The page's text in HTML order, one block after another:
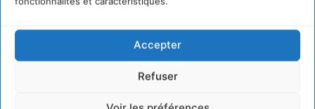
Accepter
Refuser
non humaines avec les communs de Zoepolis
Un kit citoyen pour lever les freins au
développement des forêts comestibles dans nos
villes
L’éco-anxiété informe et l’éco-lucidité transforme